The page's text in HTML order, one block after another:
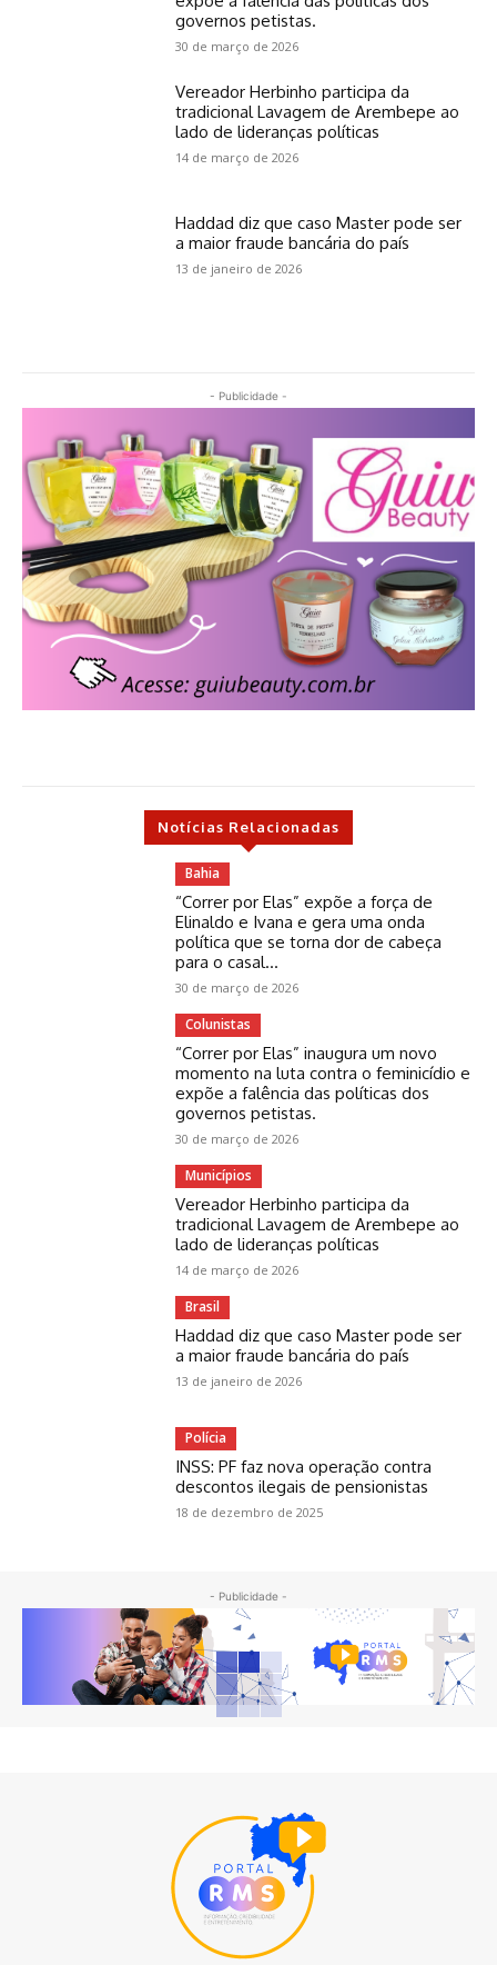
governos petistas.
30 de março de 2026
Vereador Herbinho participa da
tradicional Lavagem de Arembepe ao
lado de lideranças políticas
14 de março de 2026
Haddad diz que caso Master pode ser
a maior fraude bancária do país
13 de janeiro de 2026
- Publicidade -
Notícias Relacionadas
Bahia
“Correr por Elas” expõe a força de
Elinaldo e Ivana e gera uma onda
política que se torna dor de cabeça
para o casal...
30 de março de 2026
Colunistas
“Correr por Elas” inaugura um novo
momento na luta contra o feminicídio e
expõe a falência das políticas dos
governos petistas.
30 de março de 2026
Municípios
Vereador Herbinho participa da
tradicional Lavagem de Arembepe ao
lado de lideranças políticas
14 de março de 2026
Brasil
Haddad diz que caso Master pode ser
a maior fraude bancária do país
13 de janeiro de 2026
Polícia
INSS: PF faz nova operação contra
descontos ilegais de pensionistas
18 de dezembro de 2025
- Publicidade -